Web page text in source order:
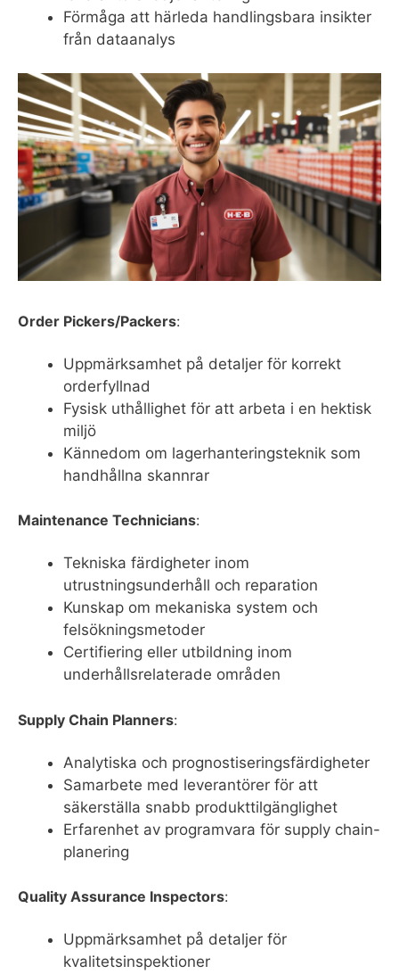
Förmåga att härleda handlingsbara insikter
från dataanalys
Order Pickers/Packers:
Uppmärksamhet på detaljer för korrekt
orderfyllnad
Fysisk uthållighet för att arbeta i en hektisk
miljö
Kännedom om lagerhanteringsteknik som
handhållna skannrar
Maintenance Technicians:
Tekniska färdigheter inom
utrustningsunderhåll och reparation
Kunskap om mekaniska system och
felsökningsmetoder
Certifiering eller utbildning inom
underhållsrelaterade områden
Supply Chain Planners:
Analytiska och prognostiseringsfärdigheter
Samarbete med leverantörer för att
säkerställa snabb produkttilgänglighet
Erfarenhet av programvara för supply chain-
planering
Quality Assurance Inspectors:
Uppmärksamhet på detaljer för
kvalitetsinspektioner